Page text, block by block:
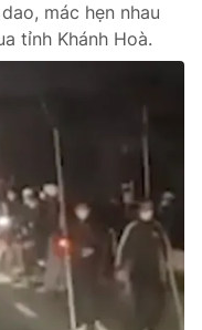
mác hẹn nhau
tỉnh Khánh Hoà.